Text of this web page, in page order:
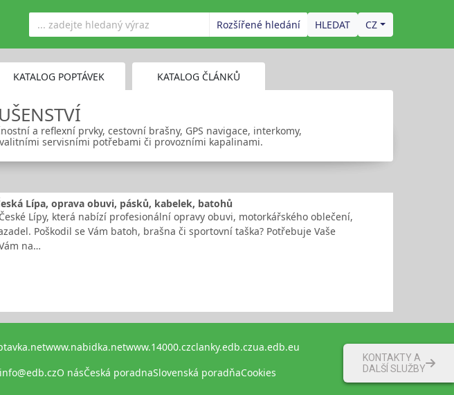
Rozšířené hledání CZ
KATALOG POPTÁVEK KATALOG ČLÁNKŮ
a reflexní prvky, cestovní brašny, GPS navigace, interkomy,
servisními potřebami či provozními kapalinami.
Lípa, oprava obuvi, pásků, kabelek, batohů
Lípy, která nabízí profesionální opravy obuvi, motorkářského oblečení,
Poškodil se Vám batoh, brašna či sportovní taška? Potřebuje Vaše
na…
www.nabidka.netwww.14000.czclanky.edb.czua.edb.eu
info@edb.czO násČeská poradnaSlovenská poradňaCookies
KONTAKTY A
DALŠÍ SLUŽBY